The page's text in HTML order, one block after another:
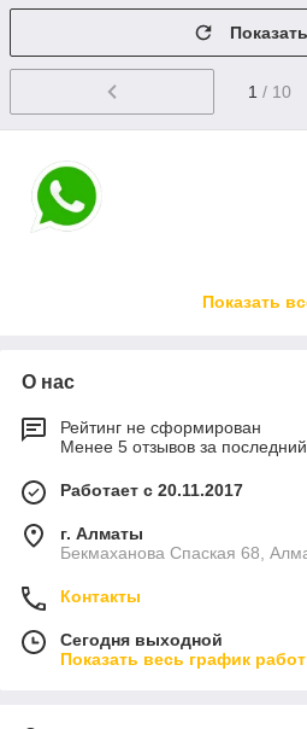
1 / 10
Показать
О нас
Рейтинг не сформирован
Менее 5 отзывов за последний
Работает с 20.11.2017
г. Алматы
Бекмаханова Спаская 68,
Контакты
Сегодня выходной
Показать весь график